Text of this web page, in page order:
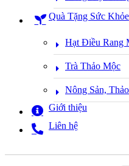
Quà Tặng Sức Khỏe
Hạt Điều Rang
Trà Thảo Mộc
Nông Sản,
Giới thiệu
Liên hệ